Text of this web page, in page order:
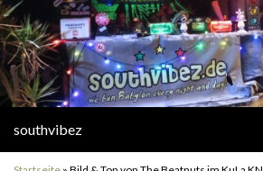
southvibez